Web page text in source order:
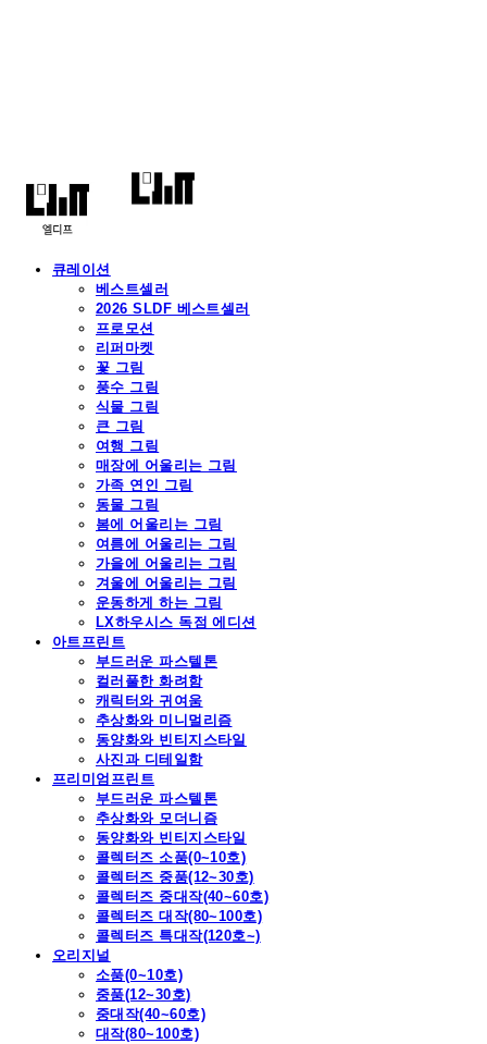
큐레이션
베스트셀러
2026 SLDF 베스트셀러
프로모션
리퍼마켓
꽃 그림
풍수 그림
식물 그림
큰 그림
여행 그림
매장에 어울리는 그림
가족 연인 그림
동물 그림
봄에 어울리는 그림
여름에 어울리는 그림
가을에 어울리는 그림
겨울에 어울리는 그림
운동하게 하는 그림
LX하우시스 독점 에디션
아트프린트
부드러운 파스텔톤
컬러풀한 화려함
캐릭터와 귀여움
추상화와 미니멀리즘
동양화와 빈티지스타일
사진과 디테일함
프리미엄프린트
부드러운 파스텔톤
추상화와 모더니즘
동양화와 빈티지스타일
콜렉터즈 소품(0~10호)
콜렉터즈 중품(12~30호)
콜렉터즈 중대작(40~60호)
콜렉터즈 대작(80~100호)
콜렉터즈 특대작(120호~)
오리지널
소품(0~10호)
중품(12~30호)
중대작(40~60호)
대작(80~100호)